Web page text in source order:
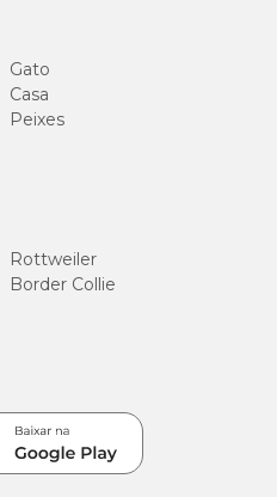
Gato
Casa
Peixes
Rottweiler
Border Collie